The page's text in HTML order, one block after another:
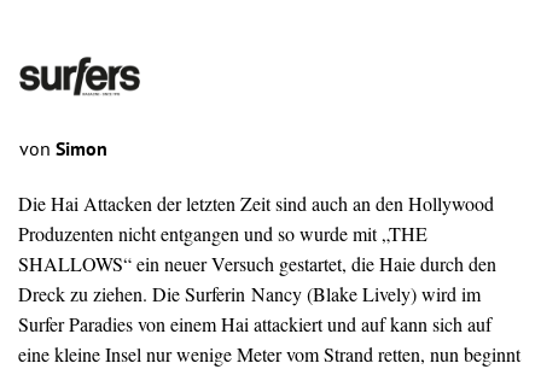
von Simon
Die Hai Attacken der letzten Zeit sind auch an den Hollywood
Produzenten nicht entgangen und so wurde mit „THE
SHALLOWS“ ein neuer Versuch gestartet, die Haie durch den
Dreck zu ziehen. Die Surferin Nancy (Blake Lively) wird im
Surfer Paradies von einem Hai attackiert und auf kann sich auf
eine kleine Insel nur wenige Meter vom Strand retten, nun beginnt